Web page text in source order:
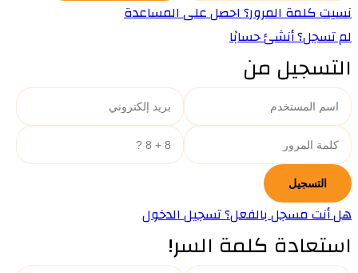
نسيت كلمة المرور؟ احصل على المساعدة
لم تسجل؟ أنشئ حسابًا
التسجيل من
هل أنت مسجل بالفعل؟ تسجيل الدخول
استعادة كلمة السر!